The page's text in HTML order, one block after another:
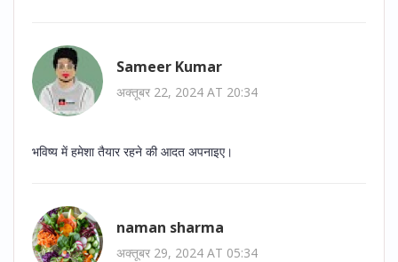
Sameer Kumar
अक्तूबर 22, 2024 AT 20:34
भविष्य में हमेशा तैयार रहने की आदत अपनाइए।
naman sharma
अक्तूबर 29, 2024 AT 05:34